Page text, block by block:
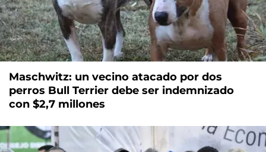
Maschwitz: un vecino atacado por dos
perros Bull Terrier debe ser indemnizado
con $2,7 millones